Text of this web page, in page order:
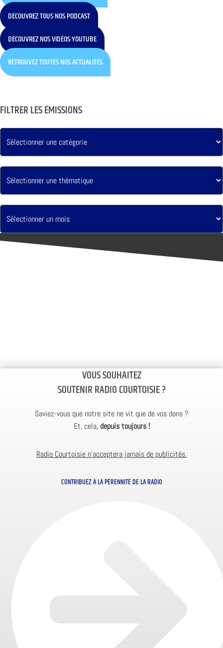
DÉCOUVREZ TOUS NOS PODCAST
DÉCOUVREZ NOS VIDÉOS YOUTUBE
RETROUVEZ TOUTES NOS ACTUALITÉS
FILTRER LES ÉMISSIONS
VOUS SOUHAITEZ
SOUTENIR RADIO COURTOISIE ?
Saviez-vous que notre site ne vit que de vos dons ?
Et, cela, depuis toujours !
Radio Courtoisie n’acceptera jamais de publicités.
CONTRIBUEZ À LA PÉRENNITÉ DE LA RADIO